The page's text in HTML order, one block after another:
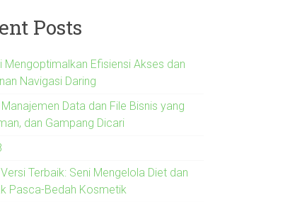
Posts
Mengoptimalkan Efisiensi Akses dan
Navigasi Daring
Data dan File Bisnis yang
dan Gampang Dicari
Terbaik: Seni Mengelola Diet dan
Pasca-Bedah Kosmetik